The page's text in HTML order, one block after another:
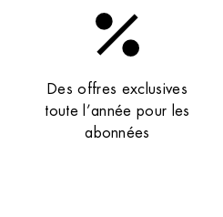
Des offres exclusives
toute l’année pour les
abonnées